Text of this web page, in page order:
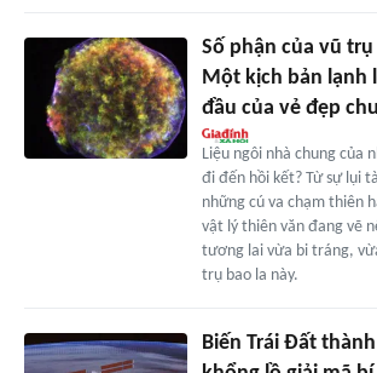
Số phận của vũ
Một kịch bản lạnh
đầu của vẻ đẹp
Liệu ngôi nhà chung của
đi đến hồi kết? Từ sự lụi
những cú va chạm thiên
vật lý thiên văn đang vẽ
tương lai vừa bi tráng,
trụ bao la này.
Biến Trái Đất